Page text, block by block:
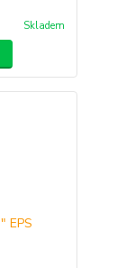
Skladem